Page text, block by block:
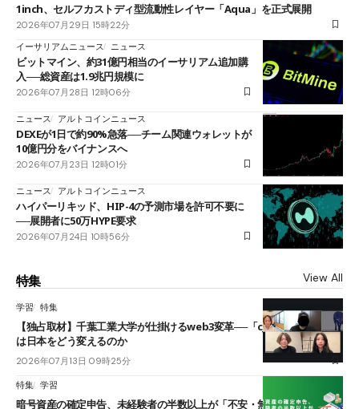
1inch、セルフカストディ型流動性レイヤー「Aqua」を正式展開
2026年07月29日 15時22分
イーサリアムニュース
ニュース
ビットマイン、約31億円相当のイーサリアム追加購
入──総資産は1.9兆円規模に
2026年07月28日 12時06分
ニュース アルトコインニュース
DEXEが1日で約90%急落──チーム関連ウォレットが
10億円分をバイナンスへ
2026年07月23日 12時01分
ニュース アルトコインニュース
ハイパーリキッド、HIP-4の予測市場を許可不要に
──展開者に50万HYPE要求
2026年07月24日 10時56分
特集 View All
学習 特集
【独占取材】千葉工業大学が仕掛けるweb3変革──「cJPY」とAIの融合
は日本をどう変えるのか
2026年07月13日 09時25分
特集 学習
暗号資産の確定申告、未経験者の半数以上が「不安・無理」